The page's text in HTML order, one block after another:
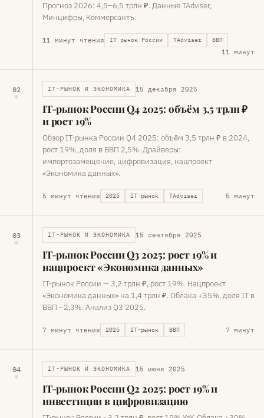
Прогноз 2026: 4,5–6,5 трлн ₽. Данные TAdviser,
Минцифры, Коммерсантъ.
11 минут чтения IT рынок России TAdviser ВВП
11 минут
02 IT-РЫНОК И ЭКОНОМИКА 15 декабря 2025
IT-рынок России Q4 2025: объём 3,5 трлн ₽
и рост 19%
Обзор IT-рынка России Q4 2025: объём 3,5 трлн ₽ в 2024,
рост 19%, доля в ВВП 2,5%. Драйверы:
импортозамещение, цифровизация, нацпроект
«Экономика данных».
5 минут чтения 2025 IT рынок TAdviser 5 минут
03 IT-РЫНОК И ЭКОНОМИКА 15 сентября 2025
IT-рынок России Q3 2025: рост 19% и
нацпроект «Экономика данных»
IT-рынок России — 3,2 трлн ₽, рост 19%. Нацпроект
«Экономика данных» на 1,4 трлн ₽. Облака +35%, доля IT в
ВВП ~2,3%. Анализ Q3 2025.
7 минут чтения 2025 IT-рынок ВВП 7 минут
04 IT-РЫНОК И ЭКОНОМИКА 15 июня 2025
IT-рынок России Q2 2025: рост 19% и
инвестиции в цифровизацию